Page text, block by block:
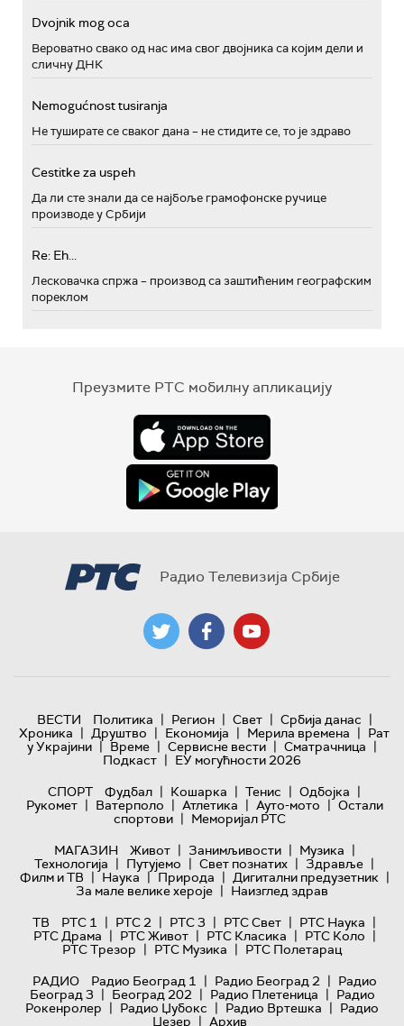
Dvojnik mog oca
Вероватно свако од нас има свог двојника са којим дели и
сличну ДНК
Nemogućnost tusiranja
Не туширате се сваког дана – не стидите се, то је здраво
Cestitke za uspeh
Да ли сте знали да се најбоље грамофонске ручице
производе у Србији
Re: Eh...
Лесковачка спржа – производ са заштићеним географским
пореклом
Преузмите РТС мобилну апликацију
Радио Телевизија Србије
ВЕСТИ Политика | Регион | Свет | Србија данас |
Хроника | Друштво | Економија | Мерила времена | Рат
у Украјини | Време | Сервисне вести | Сматрачница |
Подкаст | ЕУ могућности 2026
СПОРТ
Фудбал | Кошарка | Тенис | Одбојка |
Рукомет | Ватерполо | Атлетика | Ауто-мото | Остали
спортови | Меморијал РТС
МАГАЗИН
Живот | Занимљивости | Музика |
Технологијa | Путујемо | Свет познатих | Здравље |
Филм и ТВ | Наука | Природа | Дигитални предузетник |
За мале велике хероје | Наизглед здрав
ТВ
РТС 1 | РТС 2 | РТС 3 | РТС Свет | РТС Наука |
РТС Драма | РТС Живот | РТС Класика | РТС Коло |
РТС Трезор | РТС Музика | РТС Полетарац
РАДИО
Радио Београд 1 | Радио Београд 2 | Радио
Београд 3 | Београд 202 | Радио Плетеница | Радио
Рокенролер | Радио Џубокс | Радио Вртешка | Радио
Џезер | Архив